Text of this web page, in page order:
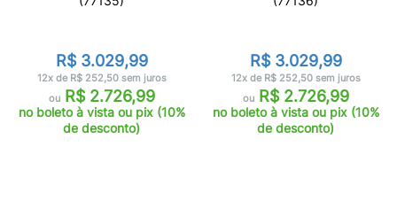
R$ 3.029,99
12x de R$ 252,50 sem juros
ouR$ 2.726,99
no boleto à vista ou pix (10%
de desconto)
R$ 3.029,99
12x de R$ 252,50 sem juros
ouR$ 2.726,99
no boleto à vista ou pix (10%
de desconto)